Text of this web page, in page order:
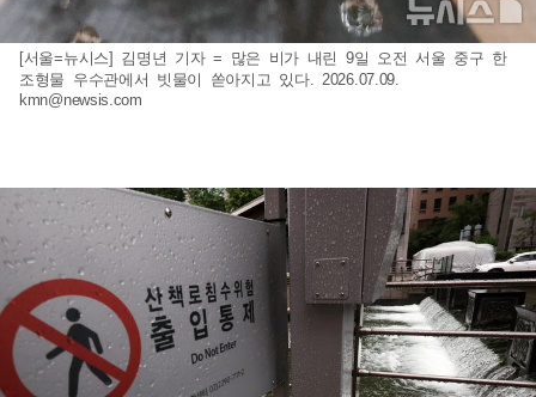
[서울=뉴시스] 김명년 기자 = 많은 비가 내린 9일 오전 서울 중구 한
조형물 우수관에서 빗물이 쏟아지고 있다. 2026.07.09.
kmn@newsis.com